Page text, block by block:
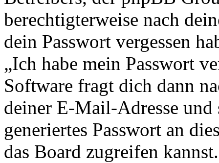
berechtigterweise nach
dein Passwort vergessen
„Ich habe mein Passwort
Software fragt dich dann
deiner E-Mail-Adresse und
generiertes Passwort an
das Board zugreifen kannst.